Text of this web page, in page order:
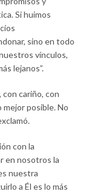
Si huimos
sino en todo
vínculos,
lejanos”.
cariño, con
mejor posible. No
con la
en nosotros la
nuestra
a Él es lo más